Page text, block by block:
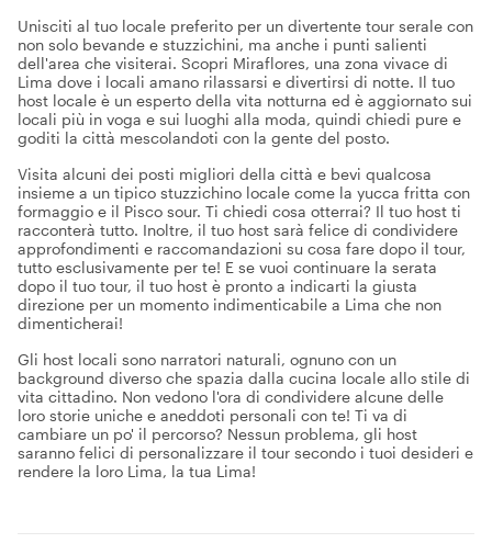
Unisciti al tuo locale preferito per un divertente tour serale con
non solo bevande e stuzzichini, ma anche i punti salienti
dell'area che visiterai. Scopri Miraflores, una zona vivace di
Lima dove i locali amano rilassarsi e divertirsi di notte. Il tuo
host locale è un esperto della vita notturna ed è aggiornato sui
locali più in voga e sui luoghi alla moda, quindi chiedi pure e
goditi la città mescolandoti con la gente del posto.
Visita alcuni dei posti migliori della città e bevi qualcosa
insieme a un tipico stuzzichino locale come la yucca fritta con
formaggio e il Pisco sour. Ti chiedi cosa otterrai? Il tuo host ti
racconterà tutto. Inoltre, il tuo host sarà felice di condividere
approfondimenti e raccomandazioni su cosa fare dopo il tour,
tutto esclusivamente per te! E se vuoi continuare la serata
dopo il tuo tour, il tuo host è pronto a indicarti la giusta
direzione per un momento indimenticabile a Lima che non
dimenticherai!
Gli host locali sono narratori naturali, ognuno con un
background diverso che spazia dalla cucina locale allo stile di
vita cittadino. Non vedono l'ora di condividere alcune delle
loro storie uniche e aneddoti personali con te! Ti va di
cambiare un po' il percorso? Nessun problema, gli host
saranno felici di personalizzare il tour secondo i tuoi desideri e
rendere la loro Lima, la tua Lima!